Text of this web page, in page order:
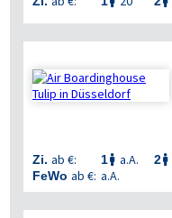
Zi. ab €: 1 a.A. 2
FeWo ab €: a.A.